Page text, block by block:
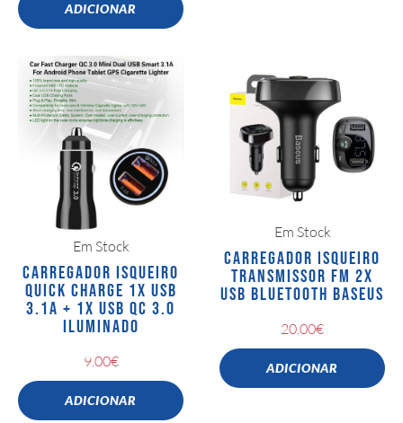
ADICIONAR
Em Stock
CARREGADOR ISQUEIRO
QUICK CHARGE 1X USB
3.1A + 1X USB QC 3.0
ILUMINADO
9.00€
ADICIONAR
Em Stock
CARREGADOR ISQUEIRO
TRANSMISSOR FM 2X
USB BLUETOOTH BASEUS
20.00€
ADICIONAR